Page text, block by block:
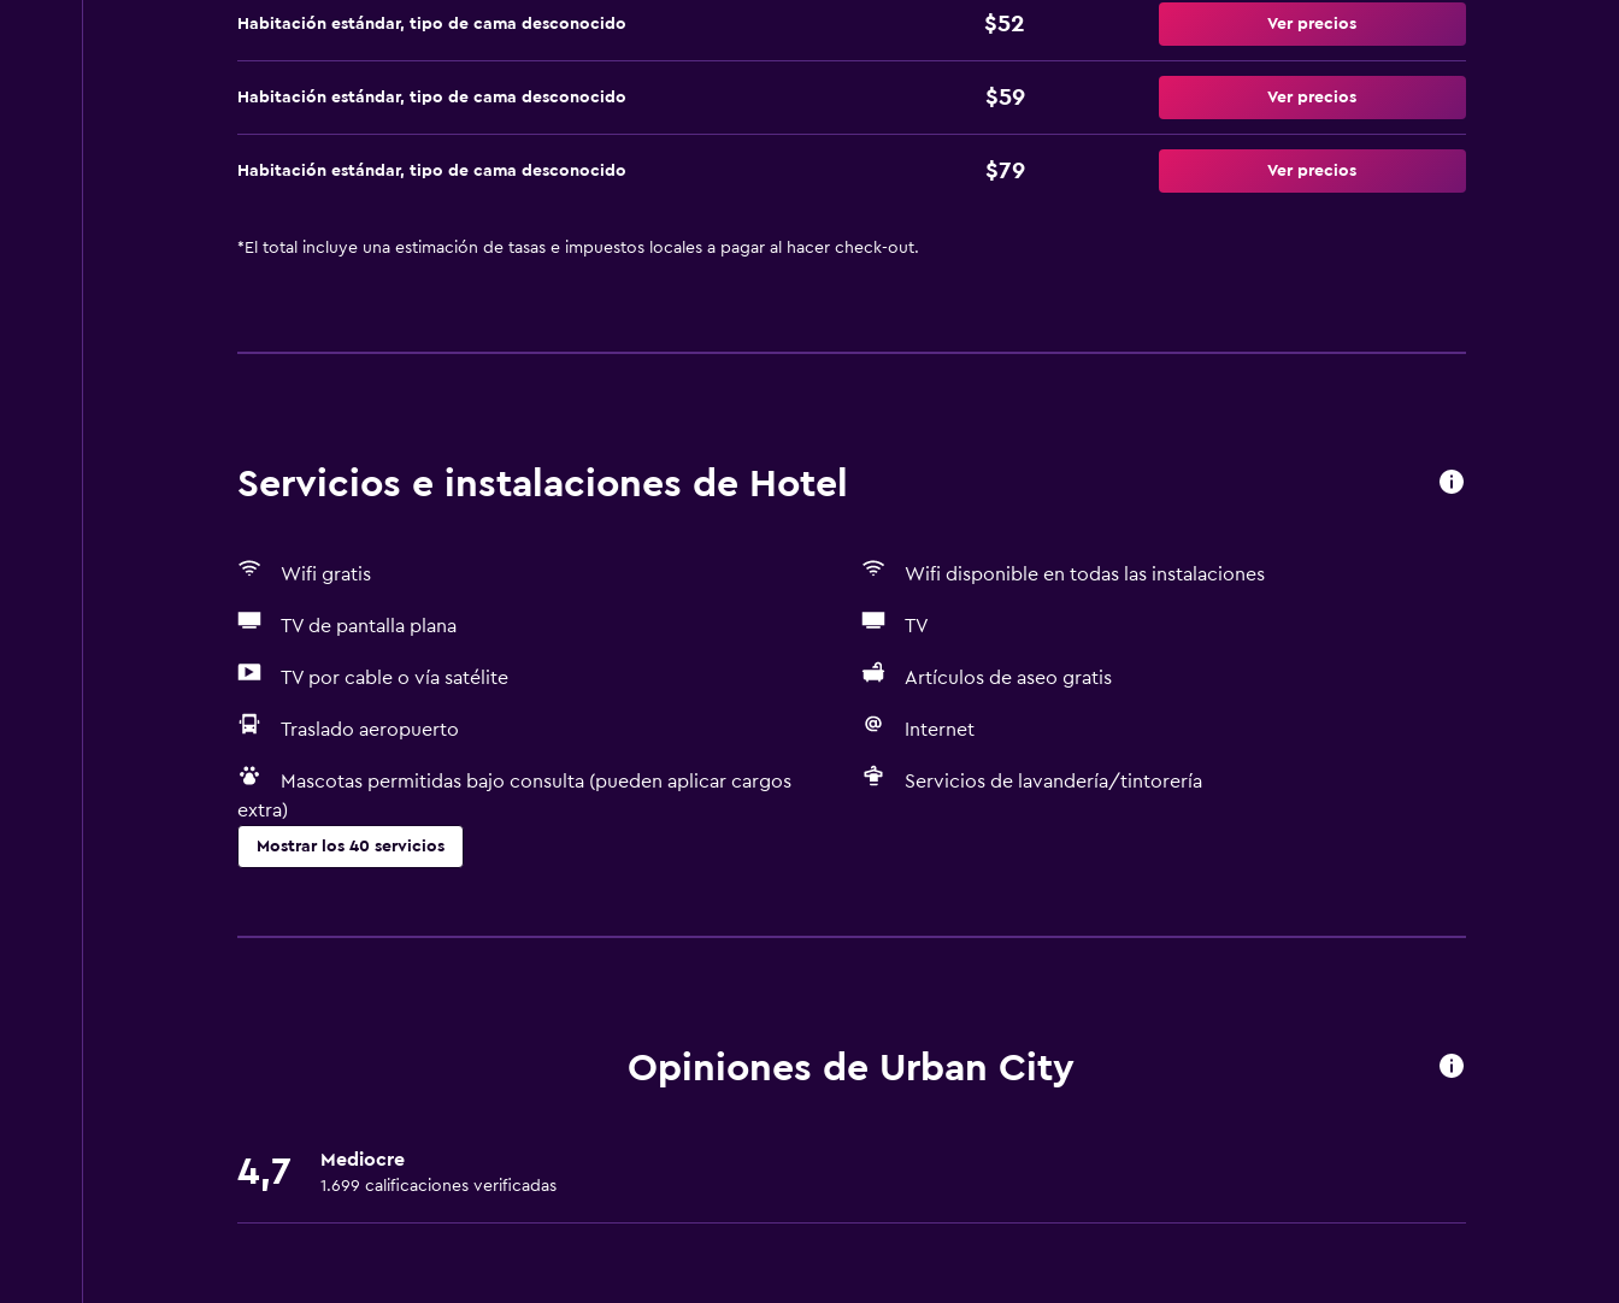
Habitación estándar, tipo de cama desconocido $52 Ver precios
Habitación estándar, tipo de cama desconocido $59 Ver precios
Habitación estándar, tipo de cama desconocido $79 Ver precios
* El total incluye una estimación de tasas e impuestos locales a pagar al hacer check-out.
Servicios e instalaciones de Hotel
Wifi gratis Wifi disponible en todas las instalaciones
TV de pantalla plana TV
TV por cable o vía satélite Artículos de aseo gratis
Traslado aeropuerto Internet
Mascotas permitidas bajo consulta (pueden aplicar cargos
extra)
Servicios de lavandería/tintorería
Mostrar los 40 servicios
Wifi gratis
Ventilador
TV por cable o vía satélite
TV
Opiniones de Urban City
4,7 Mediocre
1.699 calificaciones verificadas